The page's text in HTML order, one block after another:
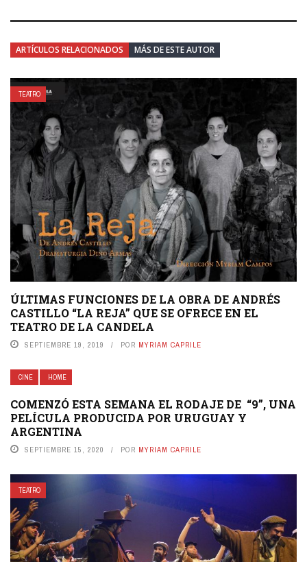
ARTÍCULOS RELACIONADOS MÁS DE ESTE AUTOR
TEATRO
ÚLTIMAS FUNCIONES DE LA OBRA DE ANDRÉS
CASTILLO “LA REJA” QUE SE OFRECE EN EL
TEATRO DE LA CANDELA
SEPTIEMBRE 19, 2019 POR MYRIAM CAPRILE
CINE HOME
COMENZÓ ESTA SEMANA EL RODAJE DE “9”, UNA
PELÍCULA PRODUCIDA POR URUGUAY Y
ARGENTINA
SEPTIEMBRE 15, 2020 POR MYRIAM CAPRILE
TEATRO